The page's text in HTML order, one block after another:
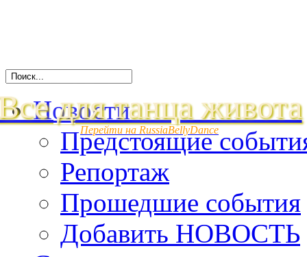
для танца живота
Перейти на RussiaBellyDance
Новости
Предстоящие
Репортаж
Прошедшие события
Добавить НОВОСТЬ